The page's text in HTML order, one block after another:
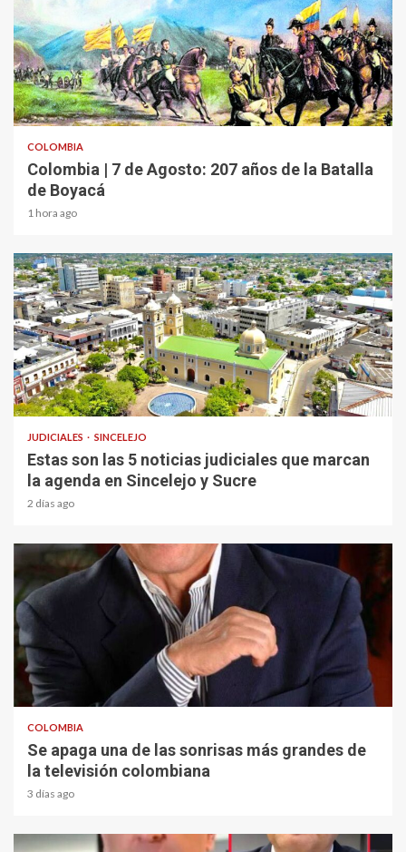
2 min read
COLOMBIA
Colombia | 7 de Agosto: 207 años de la Batalla
de Boyacá
1 hora ago
1 min read
JUDICIALES SINCELEJO
Estas son las 5 noticias judiciales que marcan
la agenda en Sincelejo y Sucre
2 días ago
1 min read
COLOMBIA
Se apaga una de las sonrisas más grandes de
la televisión colombiana
3 días ago